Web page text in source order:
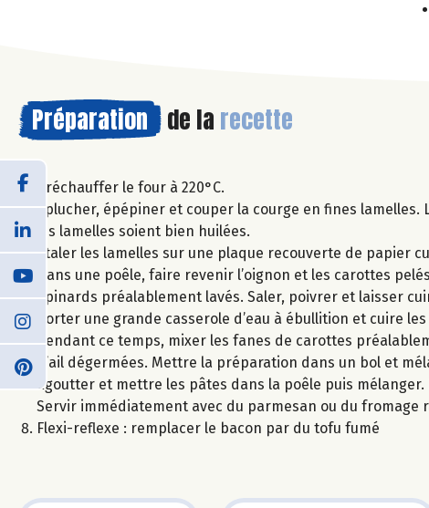
Préparation de la recette
Préchauffer le four à 220°C.
Eplucher, épépiner et couper la courge en fines lamelles.
les lamelles soient bien huilées.
Etaler les lamelles sur une plaque recouverte de papier
Dans une poêle, faire revenir l’oignon et les carottes
épinards préalablement lavés. Saler, poivrer et laisser
Porter une grande casserole d’eau à ébullition et cuire
Pendant ce temps, mixer les fanes de carottes
d’ail dégermées. Mettre la préparation dans un bol et
Egoutter et mettre les pâtes dans la poêle puis
Servir immédiatement avec du parmesan ou du fromage
Flexi-reflexe : remplacer le bacon par du tofu fumé